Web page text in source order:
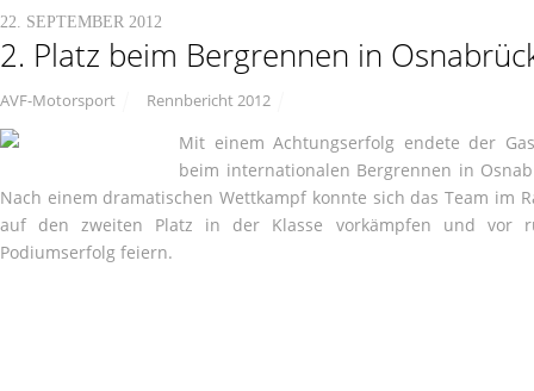
22. SEPTEMBER 2012
2. Platz beim Bergrennen in
AVF-Motorsport Rennbericht 2012
Mit einem Achtungserfolg endete der
beim internationalen Bergrennen in
Nach einem dramatischen Wettkampf konnte sich das Team im
auf den zweiten Platz in der Klasse vorkämpfen und vor
Podiumserfolg feiern.